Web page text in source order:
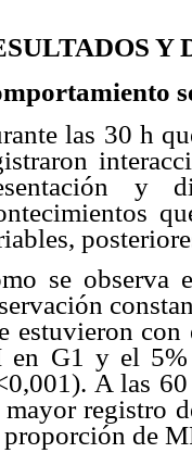
Y
las 30 h
y
se observa
estuvieron
en G1 y el 5%
A las
registro
de